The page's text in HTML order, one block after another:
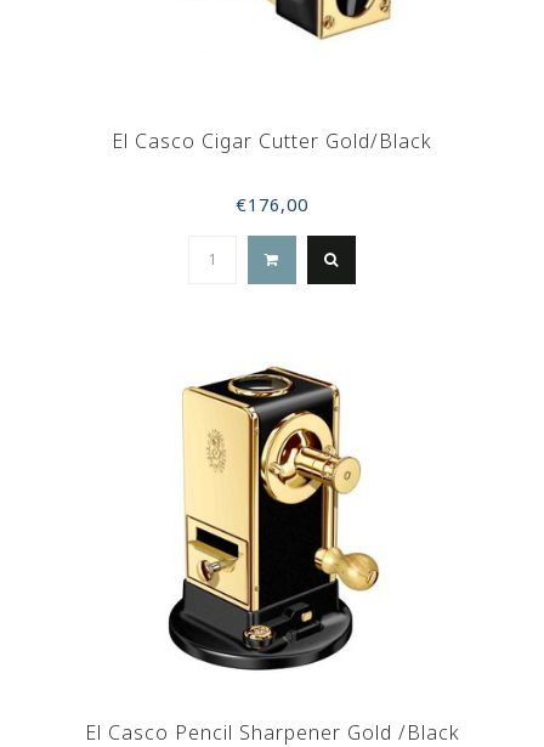
El Casco Cigar Cutter Gold/Black
€176,00
El Casco Pencil Sharpener Gold /Black